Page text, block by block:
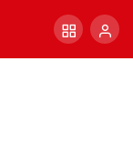
Yorum Yap